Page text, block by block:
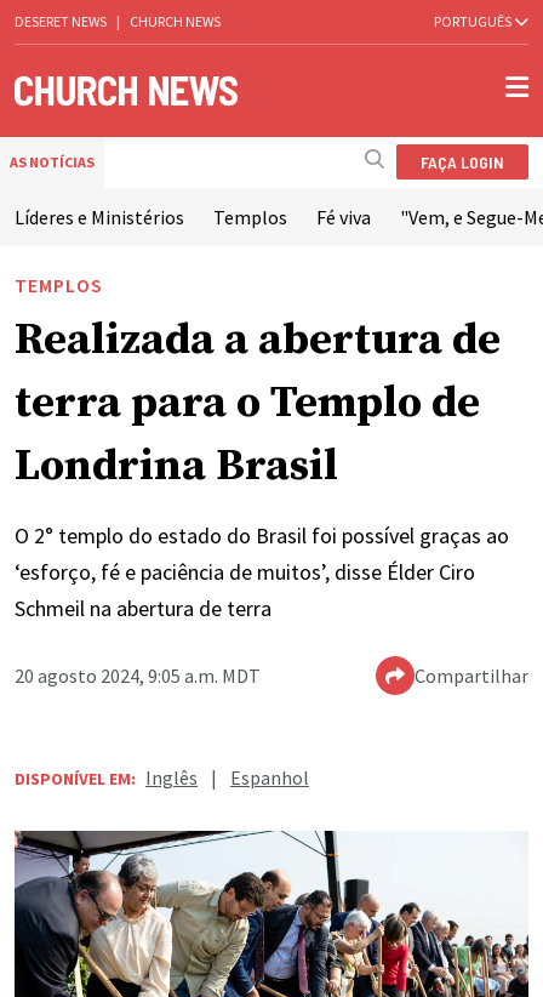
DESERET NEWS | CHURCH NEWS PORTUGUÊS
AS NOTÍCIAS FAÇA LOGIN
Líderes e Ministérios Templos Fé viva "Vem, e Segue-
TEMPLOS
Realizada a abertura de
terra para o Templo de
Londrina Brasil
O 2° templo do estado do Brasil foi possível graças ao
‘esforço, fé e paciência de muitos’, disse Élder Ciro
Schmeil na abertura de terra
20 agosto 2024, 9:05 a.m. MDT Compartilhar
DISPONÍVEL EM: Inglês | Espanhol